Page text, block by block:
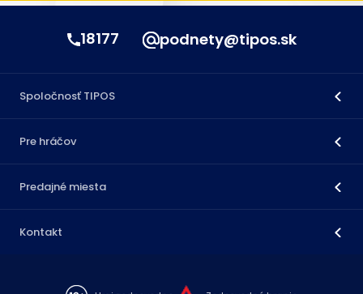
18177 podnety@tipos.sk
Spoločnosť TIPOS
Pre hráčov
Predajné miesta
Kontakt